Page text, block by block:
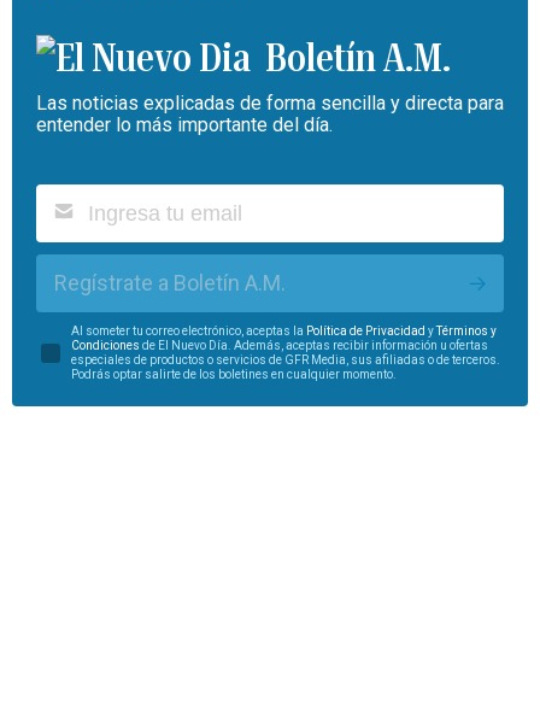
Boletín A.M.
Las noticias explicadas de forma sencilla y directa para
entender lo más importante del día.
Regístrate a Boletín A.M.
Al someter tu correo electrónico, aceptas la Política de Privacidad y
Términos y
Condiciones de El Nuevo Día. Además, aceptas recibir información u ofertas
especiales de productos o servicios de GFR Media, sus afiliadas o de terceros.
Podrás optar salirte de los boletines en cualquier momento.